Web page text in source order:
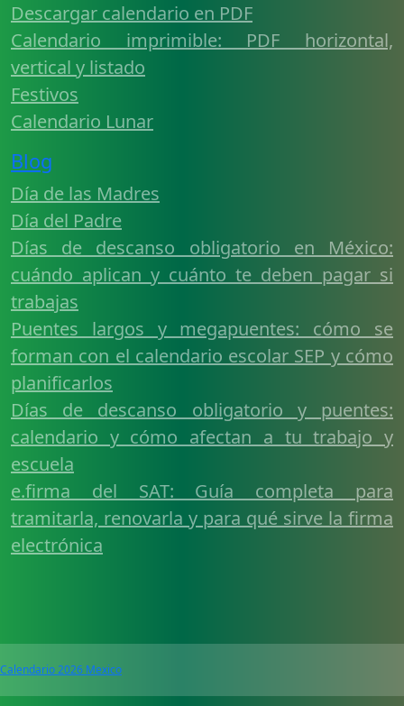
Descargar calendario en PDF
Calendario imprimible: PDF horizontal,
vertical y listado
Festivos
Calendario Lunar
Blog
Día de las Madres
Día del Padre
Días de descanso obligatorio en México:
cuándo aplican y cuánto te deben pagar si
trabajas
Puentes largos y megapuentes: cómo se
forman con el calendario escolar SEP y cómo
planificarlos
Días de descanso obligatorio y puentes:
calendario y cómo afectan a tu trabajo y
escuela
e.firma del SAT: Guía completa para
tramitarla, renovarla y para qué sirve la firma
electrónica
Calendario 2026 Mexico